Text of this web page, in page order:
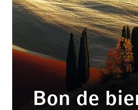
Bon de